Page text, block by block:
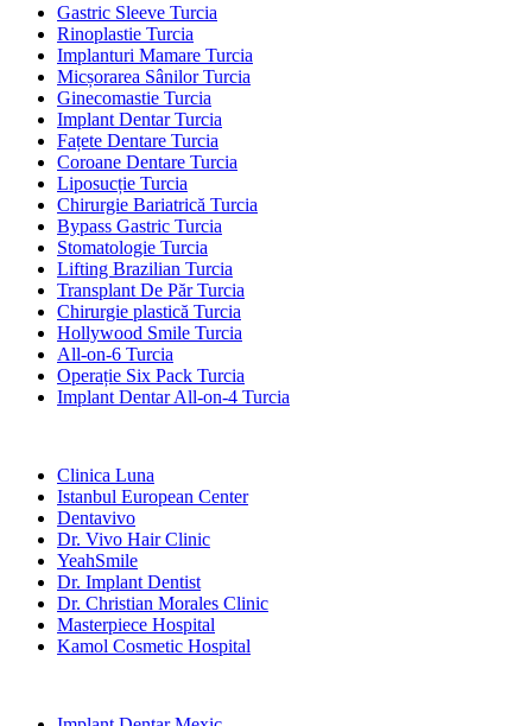
Gastric Sleeve Turcia
Rinoplastie Turcia
Implanturi Mamare Turcia
Micșorarea Sânilor Turcia
Ginecomastie Turcia
Implant Dentar Turcia
Fațete Dentare Turcia
Coroane Dentare Turcia
Liposucție Turcia
Chirurgie Bariatrică Turcia
Bypass Gastric Turcia
Stomatologie Turcia
Lifting Brazilian Turcia
Transplant De Păr Turcia
Chirurgie plastică Turcia
Hollywood Smile Turcia
All-on-6 Turcia
Operație Six Pack Turcia
Implant Dentar All-on-4 Turcia
Clinica Luna
Istanbul European Center
Dentavivo
Dr. Vivo Hair Clinic
YeahSmile
Dr. Implant Dentist
Dr. Christian Morales Clinic
Masterpiece Hospital
Kamol Cosmetic Hospital